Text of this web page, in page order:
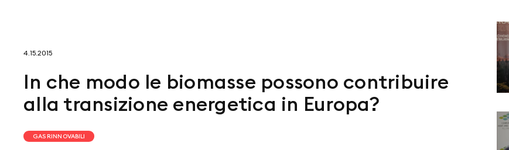
4.15.2015
In che modo le biomasse possono contribuire
alla transizione energetica in Europa?
GAS RINNOVABILI